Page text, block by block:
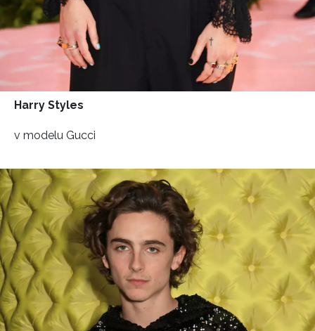
Harry Styles
v modelu Gucci